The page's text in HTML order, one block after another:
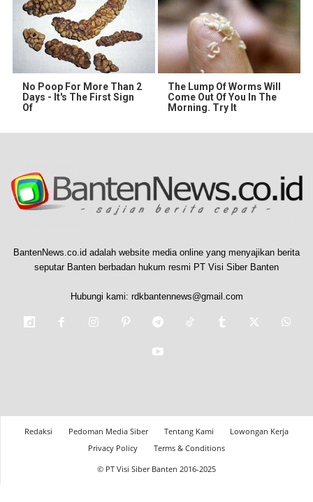
No Poop For More Than 2
Days - It's The First Sign
Of
The Lump Of Worms Will
Come Out Of You In The
Morning. Try It
BantenNews.co.id adalah website media online yang menyajikan berita
seputar Banten berbadan hukum resmi PT Visi Siber Banten
Hubungi kami: rdkbantennews@gmail.com
Redaksi Pedoman Media Siber Tentang Kami
Lowongan Kerja
Privacy Policy
Terms & Conditions
© PT Visi Siber Banten 2016-2025